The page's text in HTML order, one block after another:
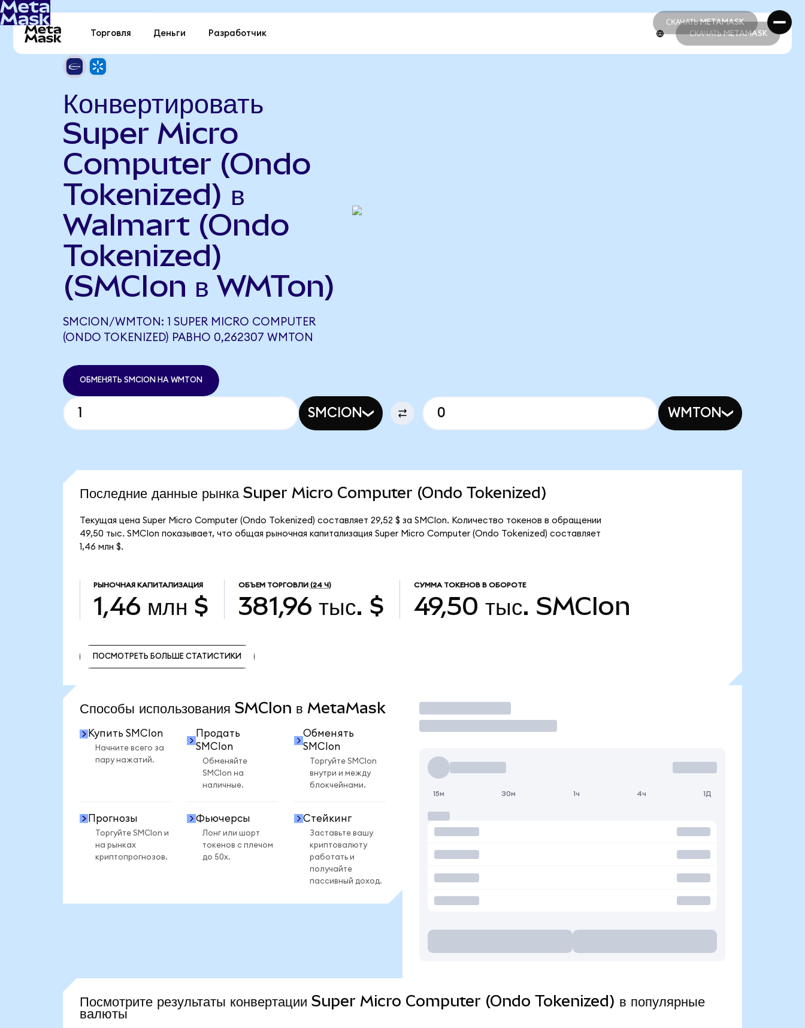
СКАЧАТЬ METAMASK
СКАЧАТЬ METAMASK
Торговля Деньги Разработчик СКАЧАТЬ METAMASK
Конвертировать
Super Micro
Computer (Ondo
Tokenized) в
Walmart (Ondo
Tokenized)
(SMCIon в WMTon)
SMCION/WMTON: 1 SUPER MICRO COMPUTER
(ONDO TOKENIZED) РАВНО 0,262307 WMTON
ОБМЕНЯТЬ SMCION НА WMTON
SMCION WMTON
Последние данные рынка Super Micro Computer (Ondo Tokenized)
Текущая цена Super Micro Computer (Ondo Tokenized) составляет 29,52 $ за SMCIon. Количество токенов в обращении
49,50 тыс. SMCIon показывает, что общая рыночная капитализация Super Micro Computer (Ondo Tokenized) составляет
1,46 млн $.
РЫНОЧНАЯ КАПИТАЛИЗАЦИЯ
1,46 млн $
ОБЪЕМ ТОРГОВЛИ (24 Ч)
381,96 тыс. $
СУММА ТОКЕНОВ В ОБОРОТЕ
49,50 тыс. SMCIon
ПОСМОТРЕТЬ БОЛЬШЕ СТАТИСТИКИ
Способы использования SMCIon в MetaMask
Купить SMCIon
Начните всего за
пару нажатий.
Продать
SMCIon
Обменяйте
SMCIon на
наличные.
Обменять
SMCIon
Торгуйте SMCIon
внутри и между
блокчейнами.
Прогнозы
Торгуйте SMCIon и
на рынках
криптопрогнозов.
Фьючерсы
Лонг или шорт
токенов с плечом
до 50x.
Стейкинг
Заставьте вашу
криптовалюту
работать и
получайте
пассивный доход.
Торговать
15м 30м 1ч 4ч 1Д
Посмотрите результаты конвертации Super Micro Computer (Ondo Tokenized) в популярные
валюты